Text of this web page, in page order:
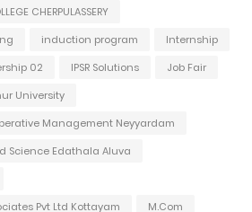
CHERPULASSERY
induction program
Internship
02 IPSR Solutions
Job Fair
University
Management Neyyardam
Science Edathala Aluva
Pvt Ltd Kottayam
M.Com